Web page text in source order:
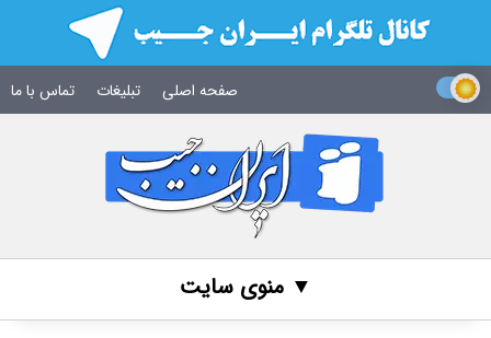
صفحه اصلی تبلیغات تماس با ما
▼ منوی سایت